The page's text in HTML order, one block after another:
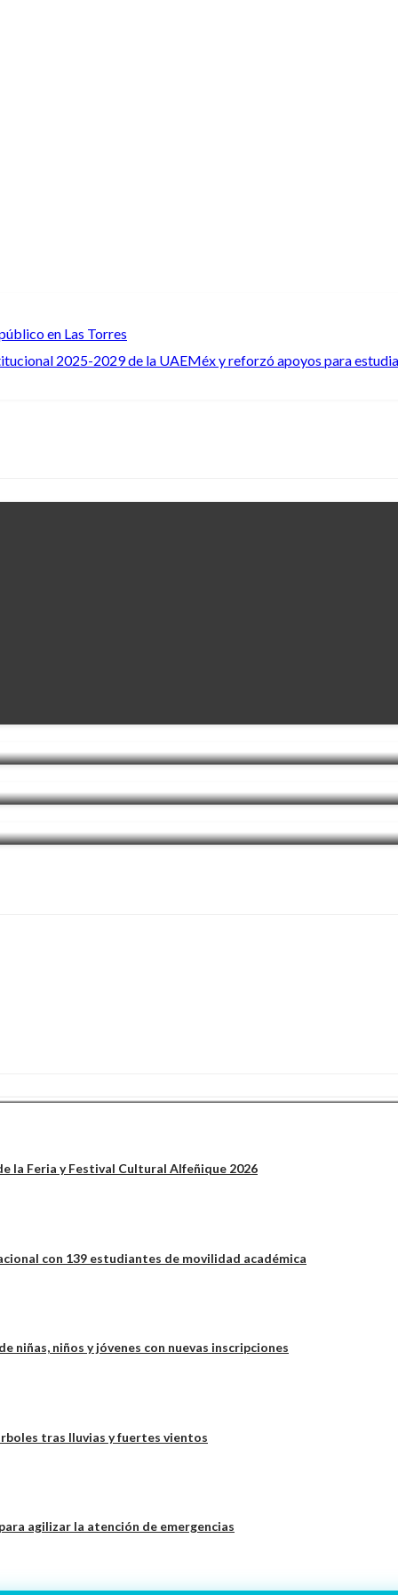
en Las Torres
2025-2029 de la UAEMéx y reforzó apoyos para
y capturar a presunto homicida en
la Feria y Festival Cultural Alfeñique 2026
con 139 estudiantes de movilidad académica
niñas, niños y jóvenes con nuevas inscripciones
tras lluvias y fuertes vientos
agilizar la atención de emergencias